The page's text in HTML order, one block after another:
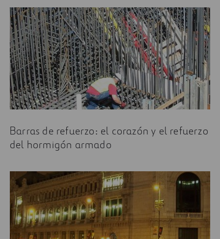
Barras de refuerzo: el corazón y el refuerzo
del hormigón armado